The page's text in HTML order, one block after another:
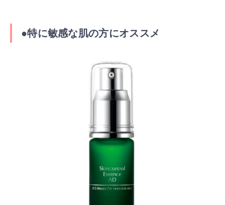
●特に敏感な肌の方にオススメ